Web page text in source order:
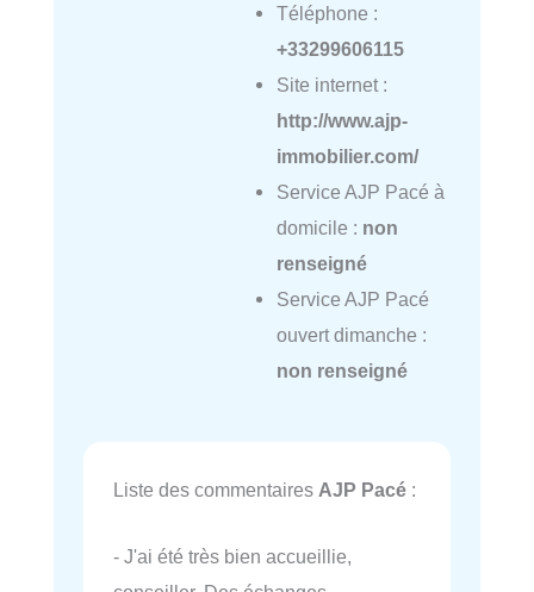
Téléphone :
+33299606115
Site internet :
http://www.ajp-
immobilier.com/
Service AJP Pacé à
domicile : non
renseigné
Service AJP Pacé
ouvert dimanche :
non renseigné
Liste des commentaires AJP Pacé :
- J'ai été très bien accueillie,